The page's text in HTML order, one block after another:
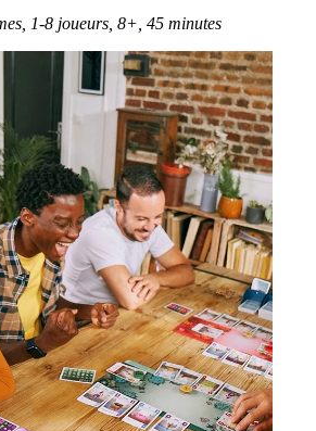
1-8 joueurs, 8+, 45 minutes